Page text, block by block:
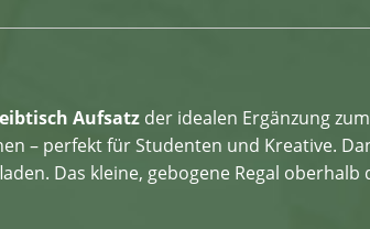
Aufsatz der idealen Ergänzung
– perfekt für Studenten und Kreative.
Das kleine, gebogene Regal